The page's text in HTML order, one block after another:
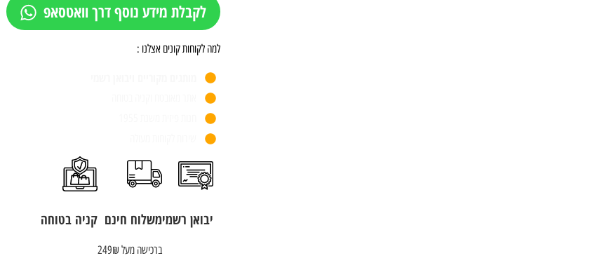
לקבלת מידע נוסף דרך וואטסאפ
למה לקוחות קונים אצלנו :
יבואן רשמימשלוח חינם
ברכישה מעל 249₪
קניה בטוחה